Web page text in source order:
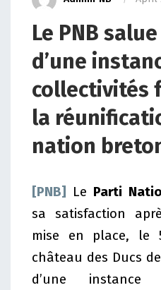
Le PNB
d’une
collectivités
la
nation
[PNB] Le Parti
sa satisfaction
mise en place, le
château des Ducs
d’une instance